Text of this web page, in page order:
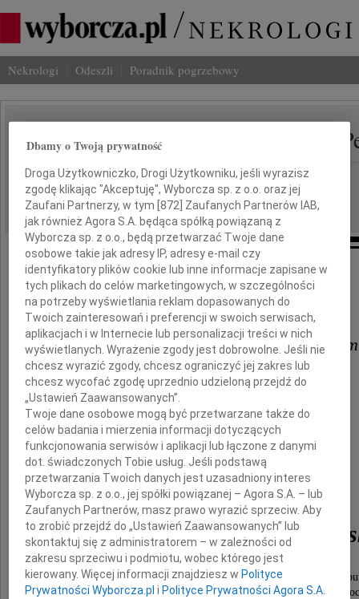
Nekrologi Odeszli Poradnik pogrzebowy
IMIĘ I NAZWISKO: Biruta Lewaszkiewicz-
REGION: Łódź
DATA EMISJI: 15.06.2022
Wyrazy głębokiego współczucia
Rodzinie, Bliskim,
Współpracownikom i Uczniom
Pani
Prof. dr hab.
Biruty
Lewaszkiewicz-
Dr h. c. Uniwersytetu Roberta Schumana w
Sędziego Trybunału Konstytucyjnego RP w stanie
Dbamy o Twoją prywatność
Droga Użytkowniczko, Drogi Użytkowniku, jeśli wyrazisz
zgodę klikając "Akceptuję", Wyborcza sp. z o.o. oraz jej
Zaufani Partnerzy, w tym [872] Zaufanych Partnerów IAB,
jak również Agora S.A. będąca spółką powiązaną z
Wyborcza sp. z o.o., będą przetwarzać Twoje dane
osobowe takie jak adresy IP, adresy e-mail czy
identyfikatory plików cookie lub inne informacje zapisane w
tych plikach do celów marketingowych, w szczególności
na potrzeby wyświetlania reklam dopasowanych do
Twoich zainteresowań i preferencji w swoich serwisach,
aplikacjach i w Internecie lub personalizacji treści w nich
wyświetlanych. Wyrażenie zgody jest dobrowolne. Jeśli nie
chcesz wyrazić zgody, chcesz ograniczyć jej zakres lub
chcesz wycofać zgodę uprzednio udzieloną przejdź do
„Ustawień Zaawansowanych”.
Twoje dane osobowe mogą być przetwarzane także do
celów badania i mierzenia informacji dotyczących
funkcjonowania serwisów i aplikacji lub łączone z danymi
dot. świadczonych Tobie usług. Jeśli podstawą
przetwarzania Twoich danych jest uzasadniony interes
Wyborcza sp. z o.o., jej spółki powiązanej – Agora S.A. – lub
Zaufanych Partnerów, masz prawo wyrazić sprzeciw. Aby
to zrobić przejdź do „Ustawień Zaawansowanych” lub
skontaktuj się z administratorem – w zależności od
zakresu sprzeciwu i podmiotu, wobec którego jest
kierowany. Więcej informacji znajdziesz wPolityce
Prywatności Wyborcza.pl iPolityce Prywatności Agora S.A.